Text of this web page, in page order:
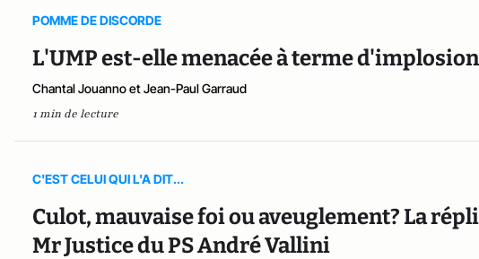
POMME DE DISCORDE
L'UMP est-elle menacée à terme
Chantal Jouanno et Jean-Paul Garraud
1 min de lecture
C'EST CELUI QUI L'A DIT...
Culot, mauvaise foi ou aveuglement? La
Mr Justice du PS André Vallini